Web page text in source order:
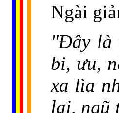
Ngài
"Đây là
bi, ưu,
xa lìa
lại, ngũ